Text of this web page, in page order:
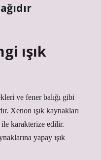
ışık
ve fener balığı gibi
Xenon ışık kaynakları
ile karakterize edilir.
yapay ışık